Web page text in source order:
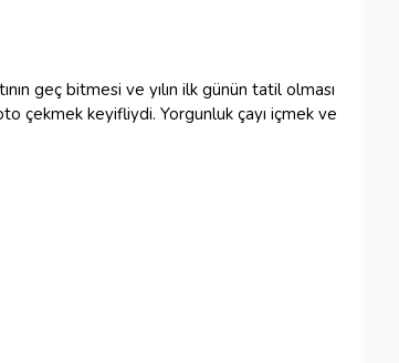
geç bitmesi ve yılın ilk günün tatil olması
çekmek keyifliydi. Yorgunluk çayı içmek ve